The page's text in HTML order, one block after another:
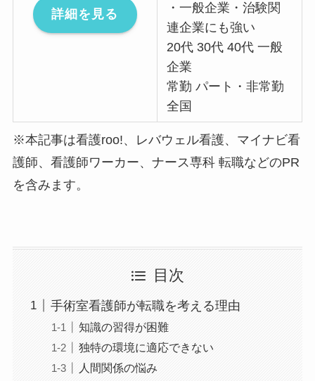
詳細を見る
・一般企業・治験関
連企業にも強い
20代 30代 40代 一般
企業
常勤 パート・非常勤
全国
※本記事は看護roo!、レバウェル看護、マイナビ看
護師、看護師ワーカー、ナース専科 転職などのPR
を含みます。
目次
手術室看護師が転職を考える理由
知識の習得が困難
独特の環境に適応できない
人間関係の悩み